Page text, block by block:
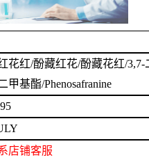
花红/酚藏红花/酚藏花红/
甲基酯/Phenosafranine
店铺客服